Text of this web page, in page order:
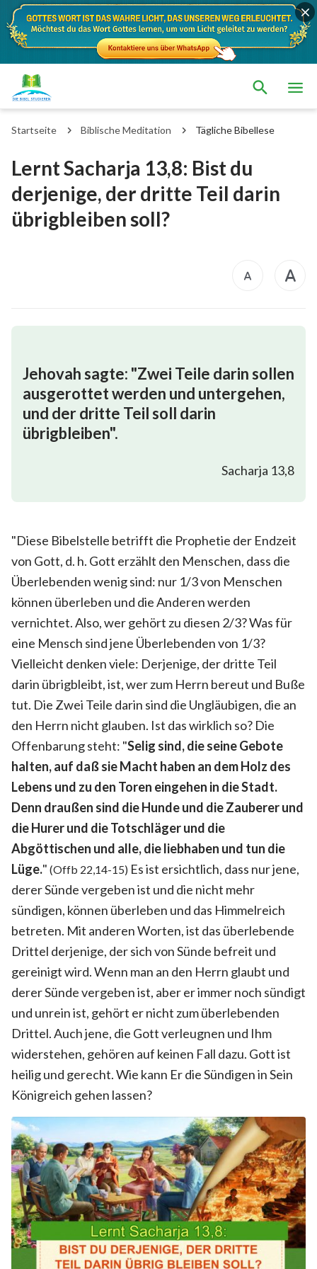
Startseite Biblische Meditation Tägliche Bibellese
Lernt Sacharja 13,8: Bist du
derjenige, der dritte Teil darin
übrigbleiben soll?
Jehovah sagte: "Zwei Teile darin sollen
ausgerottet werden und untergehen,
und der dritte Teil soll darin
übrigbleiben".
Sacharja 13,8
"Diese Bibelstelle betrifft die Prophetie der Endzeit
von Gott, d. h. Gott erzählt den Menschen, dass die
Überlebenden wenig sind: nur 1/3 von Menschen
können überleben und die Anderen werden
vernichtet. Also, wer gehört zu diesen 2/3? Was für
eine Mensch sind jene Überlebenden von 1/3?
Vielleicht denken viele: Derjenige, der dritte Teil
darin übrigbleibt, ist, wer zum Herrn bereut und Buße
tut. Die Zwei Teile darin sind die Ungläubigen, die an
den Herrn nicht glauben. Ist das wirklich so? Die
Offenbarung steht: "Selig sind, die seine Gebote
halten, auf daß sie Macht haben an dem Holz des
Lebens und zu den Toren eingehen in die Stadt.
Denn draußen sind die Hunde und die Zauberer und
die Hurer und die Totschläger und die
Abgöttischen und alle, die liebhaben und tun die
Lüge." (Offb 22,14-15) Es ist ersichtlich, dass nur jene,
derer Sünde vergeben ist und die nicht mehr
sündigen, können überleben und das Himmelreich
betreten. Mit anderen Worten, ist das überlebende
Drittel derjenige, der sich von Sünde befreit und
gereinigt wird. Wenn man an den Herrn glaubt und
derer Sünde vergeben ist, aber er immer noch sündigt
und unrein ist, gehört er nicht zum überlebenden
Drittel. Auch jene, die Gott verleugnen und Ihm
widerstehen, gehören auf keinen Fall dazu. Gott ist
heilig und gerecht. Wie kann Er die Sündigen in Sein
Königreich gehen lassen?